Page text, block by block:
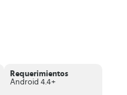
Requerimientos
Android 4.4+